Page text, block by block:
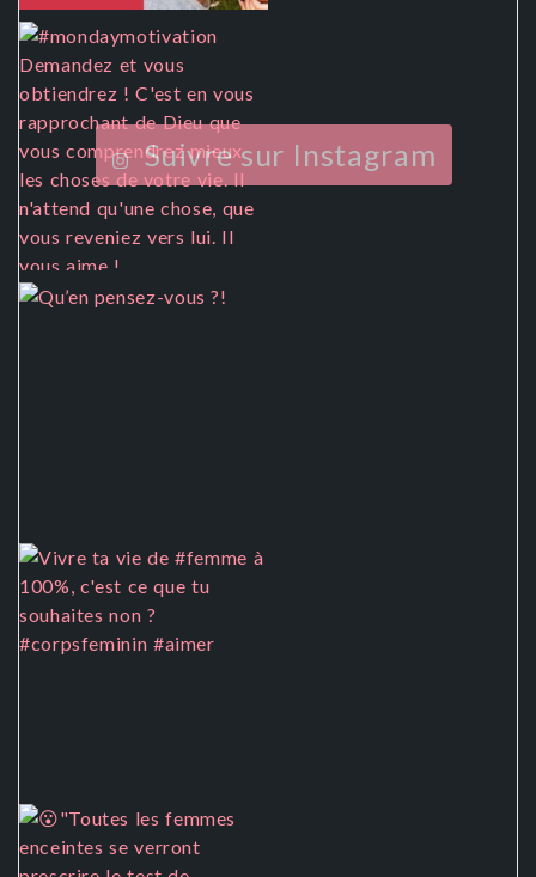
Suivre sur Instagram